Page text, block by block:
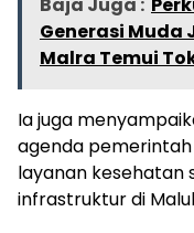
Generasi Muda
Malra Temui
Ia juga
agenda
layanan
infrastruktur di